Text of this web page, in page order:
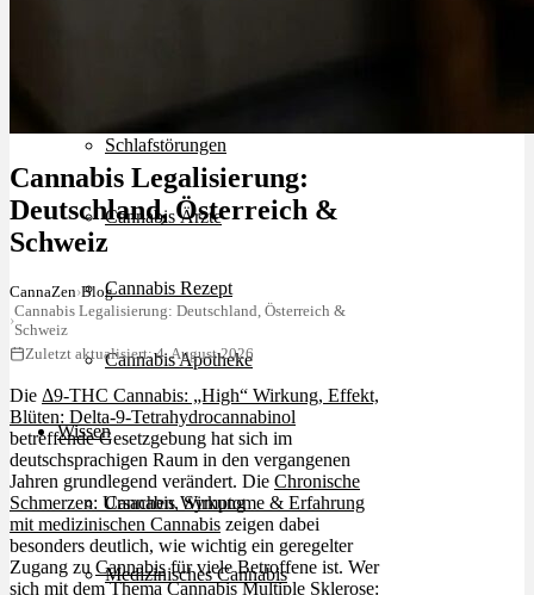
Schlafstörungen
Cannabis Ärzte
Cannabis Rezept
Cannabis Apotheke
Wissen
Cannabis Wirkung
Medizinisches Cannabis
Cannabis Legalisierung:
Deutschland, Österreich &
Schweiz
CannaZen›Blog
›
Cannabis Legalisierung: Deutschland, Österreich &
Schweiz
Zuletzt aktualisiert: 4. August 2026
Die Δ9-THC Cannabis: „High“ Wirkung, Effekt,
Blüten: Delta-9-Tetrahydrocannabinol
betreffende Gesetzgebung hat sich im
deutschsprachigen Raum in den vergangenen
Jahren grundlegend verändert. Die Chronische
Schmerzen: Ursachen, Symptome & Erfahrung
mit medizinischen Cannabis zeigen dabei
besonders deutlich, wie wichtig ein geregelter
Zugang zu Cannabisfür viele Betroffene ist. Wer
sich mit dem ThemaCannabis Multiple Sklerose: